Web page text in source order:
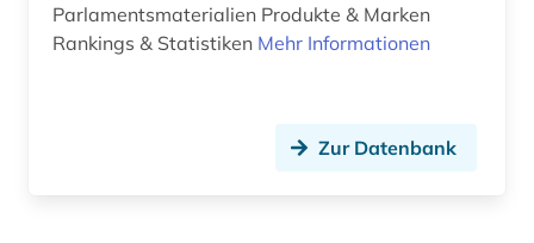
Parlamentsmaterialien Produkte & Marken
Rankings & Statistiken Mehr Informationen
Zur Datenbank